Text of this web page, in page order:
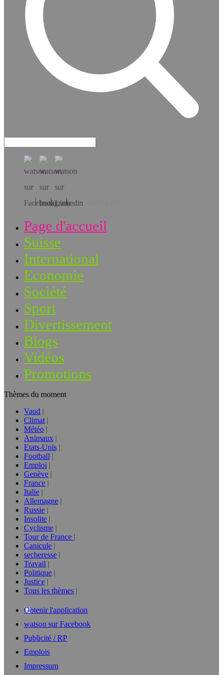
Téléchargez l’app!
Page d'accueil
Suisse
International
Economie
Société
Sport
Divertissement
Blogs
Vidéos
Promotions
Thèmes du moment
Vaud
Climat
Météo
Animaux
Etats-Unis
Football
Emploi
Genève
France
Italie
Allemagne
Russie
Insolite
Cyclisme
Tour de France
Canicule
secheresse
Travail
Politique
Justice
Tous les thèmes
Obtenir l'application
watson sur Facebook
Publicité / RP
Emplois
Impressum